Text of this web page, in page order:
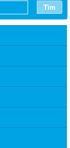
Tìm
NHÂN DÂN